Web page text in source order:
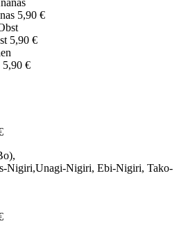
5,90 €
5,90 €
5,90 €
Nigiri,Unagi-Nigiri, Ebi-Nigiri, Tako-